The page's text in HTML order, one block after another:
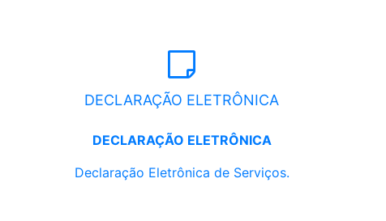
DECLARAÇÃO ELETRÔNICA
DECLARAÇÃO ELETRÔNICA
Declaração Eletrônica de Serviços.